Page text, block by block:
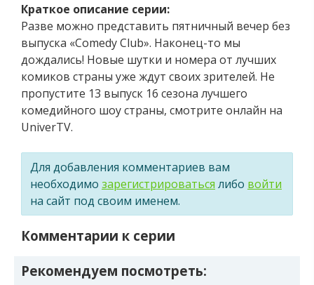
Краткое описание серии:
Разве можно представить пятничный вечер без
выпуска «Comedy Club». Наконец-то мы
дождались! Новые шутки и номера от лучших
комиков страны уже ждут своих зрителей. Не
пропустите 13 выпуск 16 сезона лучшего
комедийного шоу страны, смотрите онлайн на
UniverTV.
Для добавления комментариев вам
необходимо зарегистрироваться либо войти
на сайт под своим именем.
Комментарии к серии
Рекомендуем посмотреть: